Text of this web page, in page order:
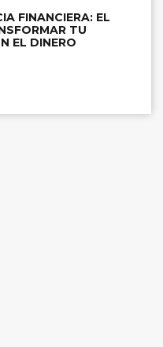
FINANCIERA: EL
TU
EL DINERO